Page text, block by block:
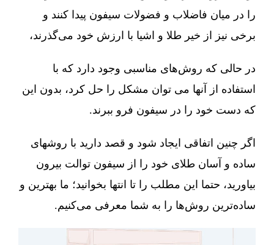
را در میان فاضلاب و فضولات سیفون پیدا کنند و
برخی نیز از خیر طلا و اشیا با ارزش خود می‌گذرند،
در حالی که روش‌های مناسبی وجود دارد که با
استفاده از آنها می توان مشکل را حل کرد، بدون این
که دست خود را در سیفون فرو ببرند.
اگر چنین اتفاقی ایجاد شود و قصد دارید با روشهای
ساده و آسان طلای خود را از سیفون توالت بیرون
بیاورید، حتما این مطلب را تا انتها بخوانید؛ ما بهترین و
ساده‌ترین روش‌ها را به شما معرفی می‌کنیم.